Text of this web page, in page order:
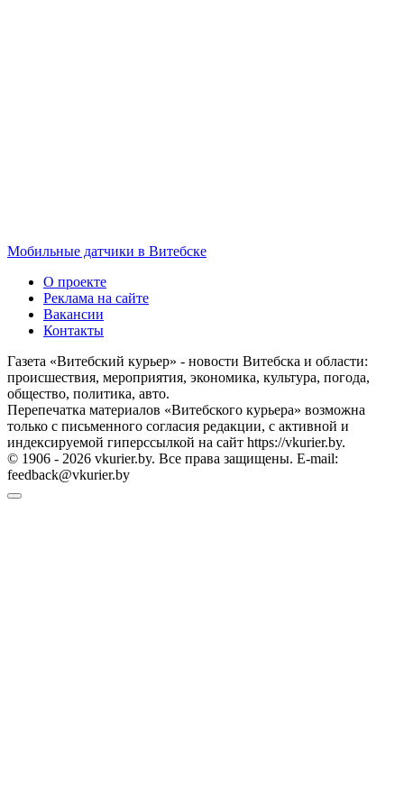
Мобильные датчики в Витебске
О проекте
Реклама на сайте
Вакансии
Контакты
Газета «Витебский курьер» - новости Витебска и области:
происшествия, мероприятия, экономика, культура, погода,
общество, политика, авто.
Перепечатка материалов «Витебского курьера» возможна
только с письменного согласия редакции, с активной и
индексируемой гиперссылкой на сайт https://vkurier.by.
© 1906 - 2026 vkurier.by. Все права защищены. E-mail:
feedback@vkurier.by